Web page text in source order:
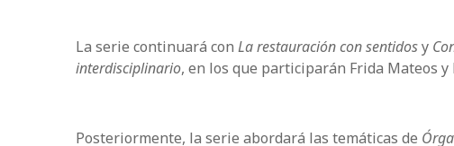
La serie continuará con La restauración con sentidosy
interdisciplinario, en los que participarán Frida Mateos
Posteriormente, la serie abordará las temáticas de